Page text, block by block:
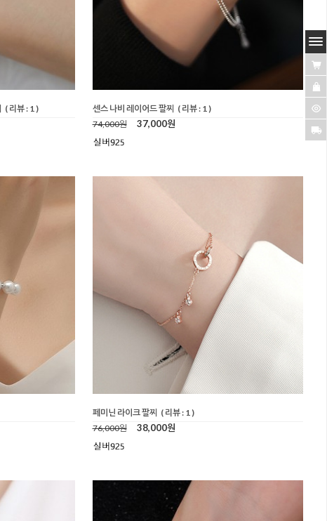
( 리뷰 : 1 )
센스 나비 레이어드 팔찌 ( 리뷰 : 1 )
74,000원
37,000원
페미닌 라이크 팔찌 ( 리뷰 : 1 )
76,000원
38,000원